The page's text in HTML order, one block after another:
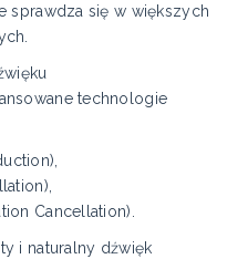
sprawdza się w większych
technologie
Cancellation).
i naturalny dźwięk